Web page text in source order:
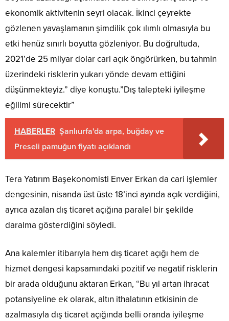
ekonomik aktivitenin seyri olacak. İkinci çeyrekte
gözlenen yavaşlamanın şimdilik çok ılımlı olmasıyla bu
etki henüz sınırlı boyutta gözleniyor. Bu doğrultuda,
2021’de 25 milyar dolar cari açık öngörürken, bu tahmin
üzerindeki risklerin yukarı yönde devam ettiğini
düşünmekteyiz.” diye konuştu.”Dış talepteki iyileşme
eğilimi sürecektir”
HABERLER Şanlıurfa'da arpa, buğday ve
Preseli pamuğun fiyatı açıklandı
Tera Yatırım Başekonomisti Enver Erkan da cari işlemler
dengesinin, nisanda üst üste 18’inci ayında açık verdiğini,
ayrıca azalan dış ticaret açığına paralel bir şekilde
daralma gösterdiğini söyledi.
Ana kalemler itibarıyla hem dış ticaret açığı hem de
hizmet dengesi kapsamındaki pozitif ve negatif risklerin
bir arada olduğunu aktaran Erkan, “Bu yıl artan ihracat
potansiyeline ek olarak, altın ithalatının etkisinin de
azalmasıyla dış ticaret açığında belli oranda iyileşme